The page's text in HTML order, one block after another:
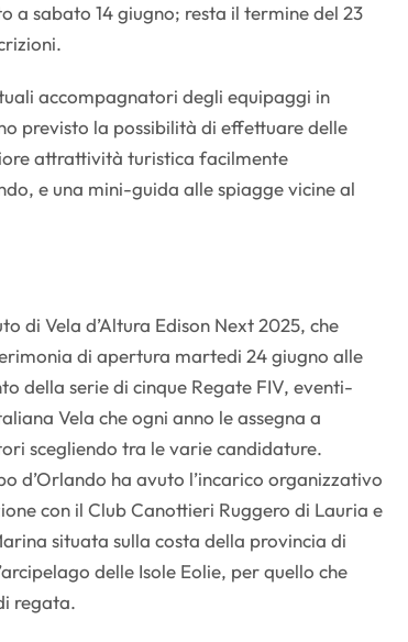
a sabato 14 giugno; resta il termine del 23
accompagnatori degli equipaggi in
previsto la possibilità di effettuare delle
attrattività turistica facilmente
e una mini-guida alle spiagge vicine al
di Vela d’Altura Edison Next 2025, che
di apertura martedi 24 giugno alle
della serie di cinque Regate FIV, eventi-
Vela che ogni anno le assegna a
scegliendo tra le varie candidature.
d’Orlando ha avuto l’incarico organizzativo
con il Club Canottieri Ruggero di Lauria e
situata sulla costa della provincia di
delle Isole Eolie, per quello che
regata.